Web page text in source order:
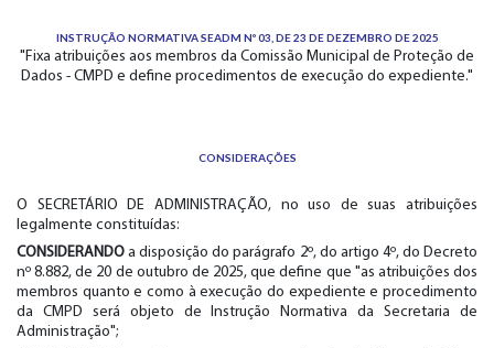
INSTRUÇÃO NORMATIVA SEADM Nº 03, DE 23 DE DEZEMBRO DE 2025
"Fixa atribuições aos membros da Comissão Municipal de Proteção de
Dados - CMPD e define procedimentos de execução do expediente."
CONSIDERAÇÕES
O SECRETÁRIO DE ADMINISTRAÇÃO, no uso de suas atribuições
legalmente constituídas:
CONSIDERANDO a disposição do parágrafo 2º, do artigo 4º, do Decreto
nº 8.882, de 20 de outubro de 2025, que define que "as atribuições dos
membros quanto e como à execução do expediente e procedimento
da CMPD será objeto de Instrução Normativa da Secretaria de
Administração";